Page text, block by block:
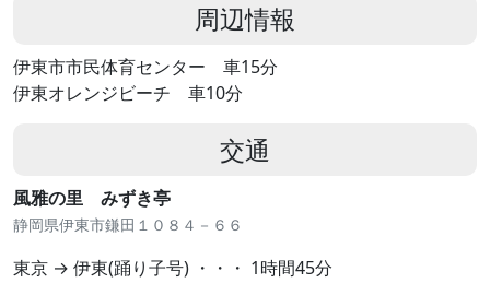
周辺情報
伊東市市民体育センター 車15分
伊東オレンジビーチ 車10分
交通
風雅の里 みずき亭
静岡県伊東市鎌田１０８４－６６
東京 → 伊東(踊り子号) ・・・ 1時間45分